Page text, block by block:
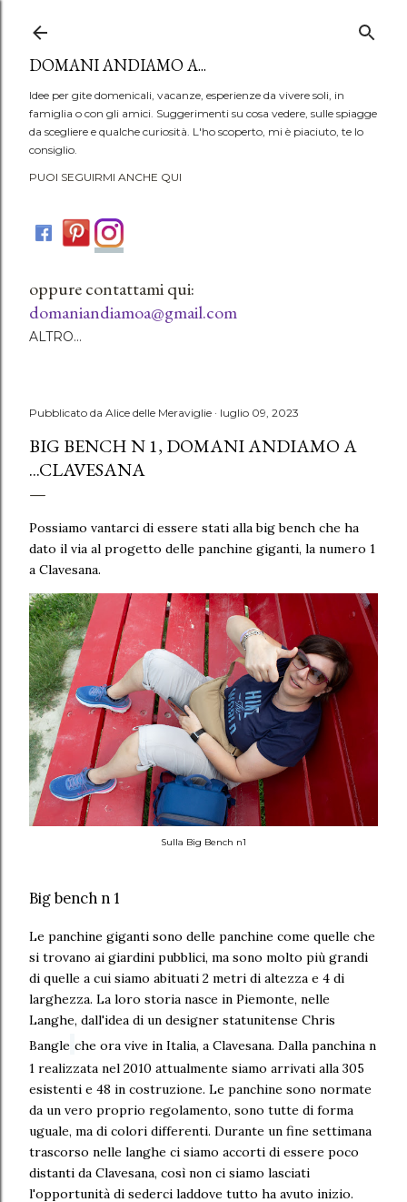
DOMANI ANDIAMO A...
Idee per gite domenicali, vacanze, esperienze da vivere soli, in
famiglia o con gli amici. Suggerimenti su cosa vedere, sulle spiagge
da scegliere e qualche curiosità. L'ho scoperto, mi è piaciuto, te lo
consiglio.
PUOI SEGUIRMI ANCHE QUI
oppure contattami qui:
domaniandiamoa@gmail.com
ALTRO…
Pubblicato da Alice delle Meraviglie luglio 09, 2023
BIG BENCH N 1, DOMANI ANDIAMO A
...CLAVESANA
Possiamo vantarci di essere stati alla big bench che ha
dato il via al progetto delle panchine giganti, la numero 1
a Clavesana.
Sulla Big Bench n1
Big bench n 1
Le panchine giganti sono delle panchine come quelle che
si trovano ai giardini pubblici, ma sono molto più grandi
di quelle a cui siamo abituati 2 metri di altezza e 4 di
larghezza. La loro storia nasce in Piemonte, nelle
Langhe, dall'idea di un designer statunitense Chris
Bangle che ora vive in Italia, a Clavesana. Dalla panchina n
1 realizzata nel 2010 attualmente siamo arrivati alla 305
esistenti e 48 in costruzione. Le panchine sono normate
da un vero proprio regolamento, sono tutte di forma
uguale, ma di colori differenti. Durante un fine settimana
trascorso nelle langhe ci siamo accorti di essere poco
distanti da Clavesana, così non ci siamo lasciati
l'opportunità di sederci laddove tutto ha avuto inizio.